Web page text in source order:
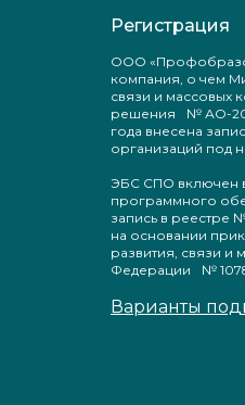
Регистрация
ООО
компания, о чем
связи и массовых
решения № АО-
года внесена
организаций под
ЭБС СПО включен
программного
запись в реестре
на основании
развития, связи и
Федерации № 1078
Варианты